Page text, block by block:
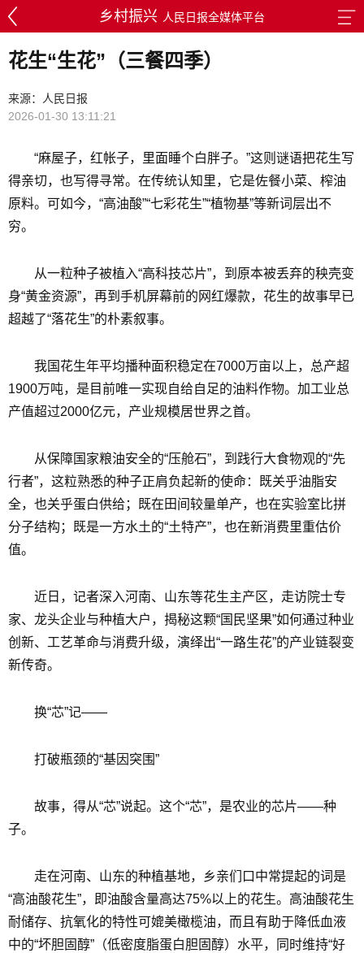
乡村振兴 人民日报全媒体平台
花生“生花”（三餐四季）
来源：人民日报
2026-01-30 13:11:21
“麻屋子，红帐子，里面睡个白胖子。”这则谜语把花生写
得亲切，也写得寻常。在传统认知里，它是佐餐小菜、榨油
原料。可如今，“高油酸”“七彩花生”“植物基”等新词层出不
穷。
从一粒种子被植入“高科技芯片”，到原本被丢弃的秧壳变
身“黄金资源”，再到手机屏幕前的网红爆款，花生的故事早已
超越了“落花生”的朴素叙事。
我国花生年平均播种面积稳定在7000万亩以上，总产超
1900万吨，是目前唯一实现自给自足的油料作物。加工业总
产值超过2000亿元，产业规模居世界之首。
从保障国家粮油安全的“压舱石”，到践行大食物观的“先
行者”，这粒熟悉的种子正肩负起新的使命：既关乎油脂安
全，也关乎蛋白供给；既在田间较量单产，也在实验室比拼
分子结构；既是一方水土的“土特产”，也在新消费里重估价
值。
近日，记者深入河南、山东等花生主产区，走访院士专
家、龙头企业与种植大户，揭秘这颗“国民坚果”如何通过种业
创新、工艺革命与消费升级，演绎出“一路生花”的产业链裂变
新传奇。
换“芯”记——
打破瓶颈的“基因突围”
故事，得从“芯”说起。这个“芯”，是农业的芯片——种
子。
走在河南、山东的种植基地，乡亲们口中常提起的词是
“高油酸花生”，即油酸含量高达75%以上的花生。高油酸花生
耐储存、抗氧化的特性可媲美橄榄油，而且有助于降低血液
中的“坏胆固醇”（低密度脂蛋白胆固醇）水平，同时维持“好